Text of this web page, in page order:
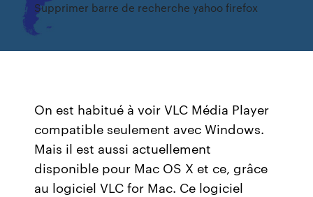
Supprimer barre de recherche yahoo firefox
On est habitué à voir VLC Média Player
compatible seulement avec Windows.
Mais il est aussi actuellement
disponible pour Mac OS X et ce, grâce
au logiciel VLC for Mac. Ce logiciel